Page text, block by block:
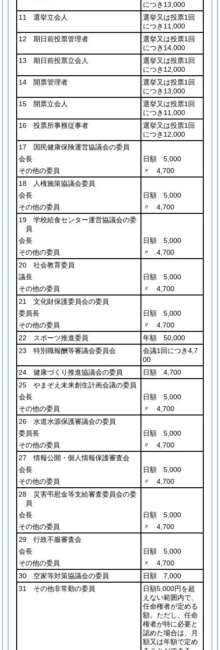
につき13,000
11 選挙立会人
選挙又は投票1回
につき11,000
12 期日前投票管理者
選挙又は投票1回
につき14,000
13 期日前投票立会人
選挙又は投票1回
につき12,000
14 開票管理者
選挙又は投票1回
につき13,000
15 開票立会人
選挙又は投票1回
につき11,000
16 投票所事務従事者
選挙又は投票1回
につき12,000
17 国民健康保険運営協議会の委員
会長
日額 5,000
その他の委員
〃 4,700
18 人権施策協議会委員
会長
日額 5,000
その他の委員
〃 4,700
19 学校給食センター運営協議会の委
員
会長
日額 5,000
その他の委員
〃 4,700
20 社会教育委員
議長
日額 5,000
その他の委員
〃 4,700
21 文化財保護委員会の委員
委員長
日額 5,000
その他の委員
〃 4,700
22 スポーツ推進委員
年額 50,000
23 特別職報酬等審議会委員会
会議1回につき4,7
00
24 健康づくり推進協議会の委員
日額 4,700
25 やまぞえ未来創生計画会議の委員
会長
日額 5,000
その他の委員
〃 4,700
26 水道水源保護審議会の委員
委員長
日額 5,000
その他の委員
〃 4,700
27 情報公開・個人情報保護審査会
会長
日額 5,000
その他の委員
〃 4,700
28 災害弔慰金等支給審査委員会の委
員
会長
日額 5,000
その他の委員
〃 4,700
29 行政不服審査会
会長
日額 5,000
その他の委員
〃 4,700
30 空家等対策協議会の委員
日額 7,000
31 その他非常勤の委員
日額5,000円を超
えない範囲内で、
任命権者が定める
額。ただし、任命
権者が特に必要と
認めた場合は、月
額又は年額で定め